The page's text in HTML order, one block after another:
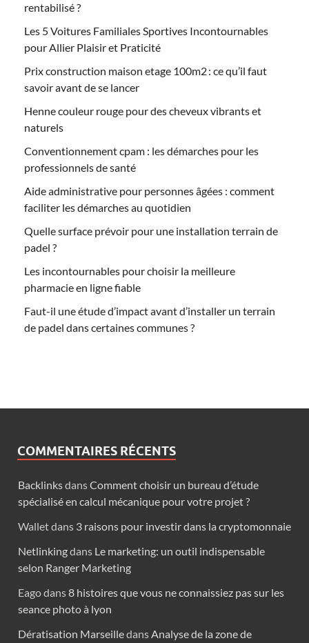
rentabilisé ?
Les 5 Voitures Familiales Sportives Incontournables
pour Allier Plaisir et Praticité
Prix construction maison etage 100m2 : ce qu’il faut
savoir avant de se lancer
Henne couleur rouge pour des cheveux vibrants et
naturels
Conventionnement cpam : les démarches pour les
professionnels de santé
Aide administrative pour personnes âgées : comment
faciliter les démarches au quotidien
Quelle surface prévoir pour une installation terrain de
padel ?
Les incontournables pour choisir la meilleure
pharmacie en ligne fiable
Faut-il une étude d’impact avant d’installer un terrain
de padel dans certaines communes ?
COMMENTAIRES RÉCENTS
BacklinksdansComment choisir un bureau d’étude
spécialisé en calcul mécanique pour votre projet ?
Walletdans 3 raisons pour investir dans la cryptomonnaie
Netlinkingdans Le marketing: un outil indispensable
selon Ranger Marketing
Eagodans8 histoires que vous ne connaissiez pas sur les
seance photo à lyon
Dératisation MarseilledansAnalyse de la zone de